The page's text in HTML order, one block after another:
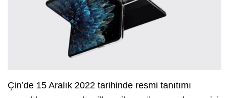
Çin’de 15 Aralık 2022 tarihinde resmi tanıtımı